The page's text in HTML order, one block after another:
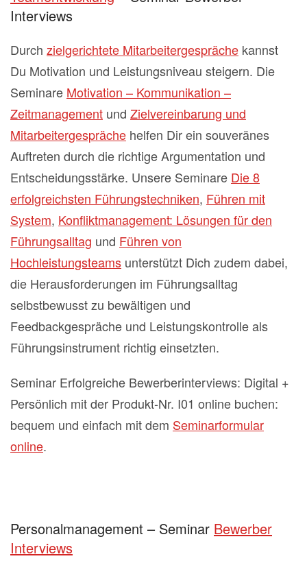
Interviews
Durch zielgerichtete Mitarbeitergespräche kannst
Du Motivation und Leistungsniveau steigern. Die
Seminare Motivation – Kommunikation –
Zeitmanagement und Zielvereinbarung und
Mitarbeitergespräche helfen Dir ein souveränes
Auftreten durch die richtige Argumentation und
Entscheidungsstärke. Unsere Seminare Die 8
erfolgreichsten Führungstechniken, Führen mit
System, Konfliktmanagement: Lösungen für den
Führungsalltag und Führen von
Hochleistungsteams unterstützt Dich zudem dabei,
die Herausforderungen im Führungsalltag
selbstbewusst zu bewältigen und
Feedbackgespräche und Leistungskontrolle als
Führungsinstrument richtig einsetzten.
Seminar Erfolgreiche Bewerberinterviews: Digital +
Persönlich mit der Produkt-Nr. I01 online buchen:
bequem und einfach mit dem Seminarformular
online.
Personalmanagement – Seminar Bewerber
Interviews